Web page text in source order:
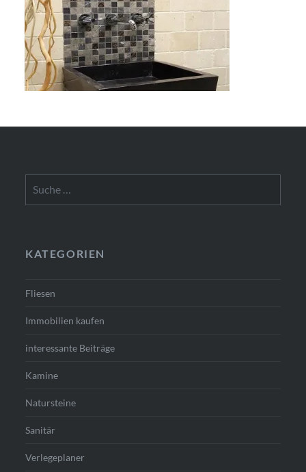
nach:
KATEGORIEN
Fliesen
Immobilien kaufen
interessante Beiträge
Kamine
Natursteine
Sanitär
Verlegeplaner